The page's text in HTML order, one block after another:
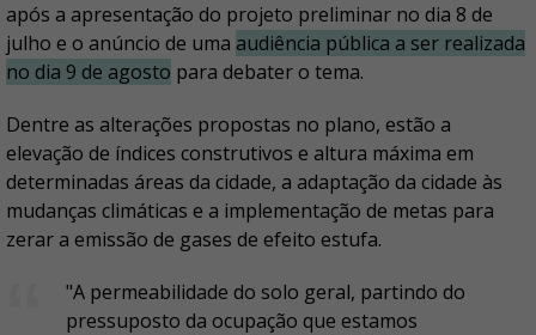
após a apresentação do projeto preliminar no dia 8 de
julho e o anúncio de uma audiência pública a ser realizada
no dia 9 de agosto para debater o tema.
Dentre as alterações propostas no plano, estão a
elevação de índices construtivos e altura máxima em
determinadas áreas da cidade, a adaptação da cidade às
mudanças climáticas e a implementação de metas para
zerar a emissão de gases de efeito estufa.
"A permeabilidade do solo geral, partindo do
pressuposto da ocupação que estamos